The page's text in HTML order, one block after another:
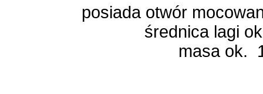
posiada otwór
średnica lagi
masa ok.